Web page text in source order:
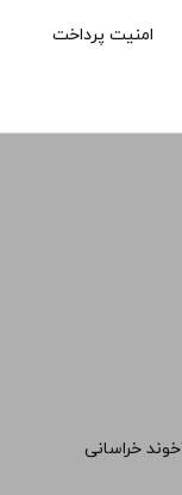
امنیت پرداخت
خراسانی